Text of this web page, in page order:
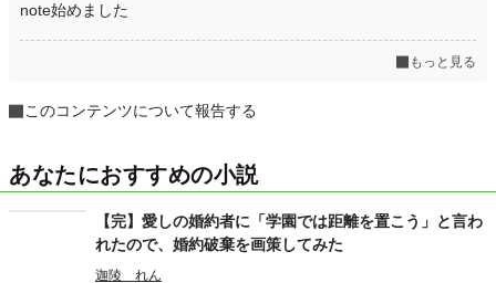
note始めました
もっと見る
このコンテンツについて報告する
あなたにおすすめの小説
【完】愛しの婚約者に「学園では距離を置こう」と言わ
れたので、婚約破棄を画策してみた
迦陵 れん